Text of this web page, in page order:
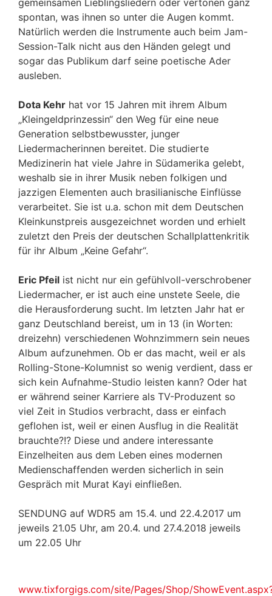
gemeinsamen Lieblingsliedern oder vertonen ganz
spontan, was ihnen so unter die Augen kommt.
Natürlich werden die Instrumente auch beim Jam-
Session-Talk nicht aus den Händen gelegt und
sogar das Publikum darf seine poetische Ader
ausleben.
Dota Kehr hat vor 15 Jahren mit ihrem Album
„Kleingeldprinzessin“ den Weg für eine neue
Generation selbstbewusster, junger
Liedermacherinnen bereitet. Die studierte
Medizinerin hat viele Jahre in Südamerika gelebt,
weshalb sie in ihrer Musik neben folkigen und
jazzigen Elementen auch brasilianische Einflüsse
verarbeitet. Sie ist u.a. schon mit dem Deutschen
Kleinkunstpreis ausgezeichnet worden und erhielt
zuletzt den Preis der deutschen Schallplattenkritik
für ihr Album „Keine Gefahr“.
Eric Pfeil ist nicht nur ein gefühlvoll-verschrobener
Liedermacher, er ist auch eine unstete Seele, die
die Herausforderung sucht. Im letzten Jahr hat er
ganz Deutschland bereist, um in 13 (in Worten:
dreizehn) verschiedenen Wohnzimmern sein neues
Album aufzunehmen. Ob er das macht, weil er als
Rolling-Stone-Kolumnist so wenig verdient, dass er
sich kein Aufnahme-Studio leisten kann? Oder hat
er während seiner Karriere als TV-Produzent so
viel Zeit in Studios verbracht, dass er einfach
geflohen ist, weil er einen Ausflug in die Realität
brauchte?!? Diese und andere interessante
Einzelheiten aus dem Leben eines modernen
Medienschaffenden werden sicherlich in sein
Gespräch mit Murat Kayi einfließen.
SENDUNG auf WDR5 am 15.4. und 22.4.2017 um
jeweils 21.05 Uhr, am 20.4. und 27.4.2018 jeweils
um 22.05 Uhr
www.tixforgigs.com/site/Pages/Shop/